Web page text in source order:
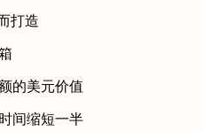
打造
的美元价值
间缩短一半